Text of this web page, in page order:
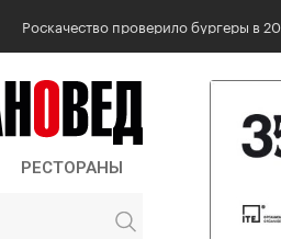
Роскачество проверило бургеры в
РЕСТОРАНЫ